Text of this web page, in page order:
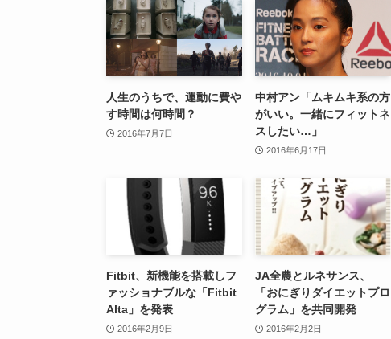
人生のうちで、運動に費や
す時間は何時間？
2016年7月7日
中村アン「ムキムキ系の方
がいい。一緒にフィットネ
スしたい…」
2016年6月17日
Fitbit、新機能を搭載しフ
ァッショナブルな「Fitbit
Alta」を発表
2016年2月9日
JA全農とルネサンス、
「おにぎりダイエットプロ
グラム」を共同開発
2016年2月2日